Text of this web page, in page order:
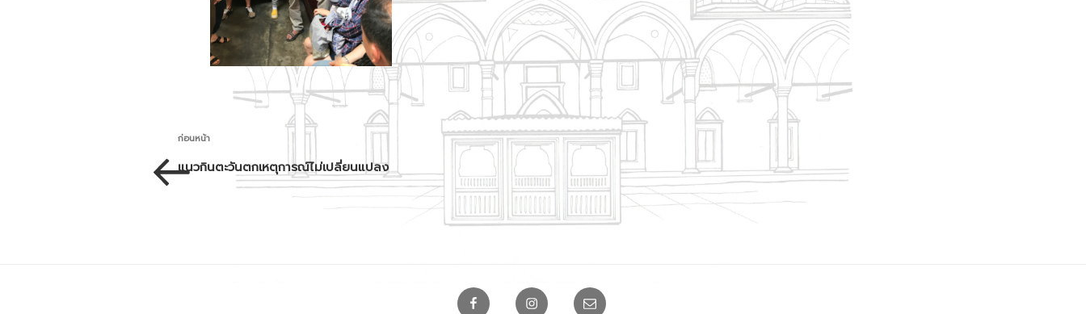
เมนู
นำทาง
เรื่อง
ก่อน
ก่อนหน้า
แนวกินตะวันตกเหตุการณ์ไม่เปลี่ยนแปลง
FacebookInstagram
Email